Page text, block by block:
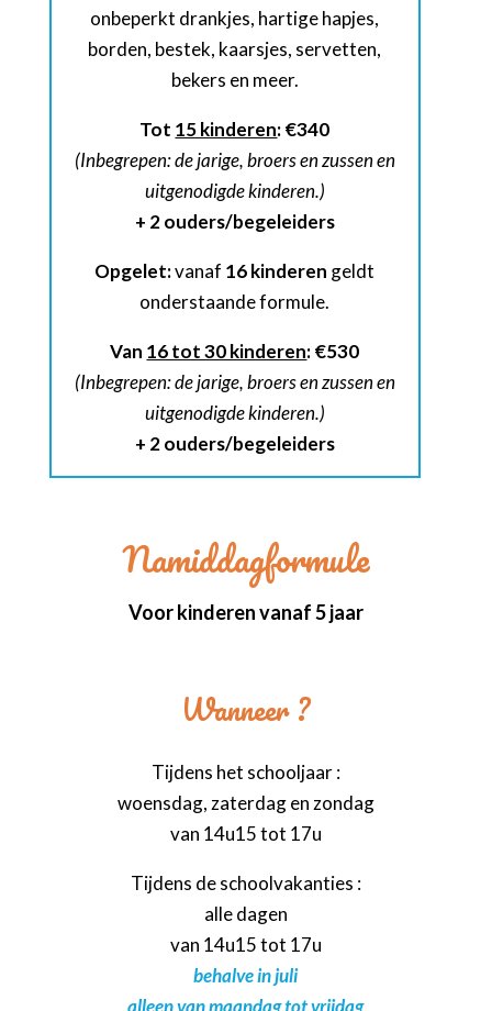
onbeperkt drankjes, hartige hapjes,
borden, bestek, kaarsjes, servetten,
bekers en meer.
Tot 15 kinderen:€340
(Inbegrepen: de jarige, broers en zussen en
uitgenodigde kinderen.)
+ 2 ouders/begeleiders
Opgelet:vanaf 16 kinderen geldt
onderstaande formule.
Van 16 tot 30 kinderen:€530
(Inbegrepen: de jarige, broers en zussen en
uitgenodigde kinderen.)
+ 2 ouders/begeleiders
Namiddagformule
Voor kinderen vanaf 5 jaar
Wanneer ?
Tijdens het schooljaar :
woensdag, zaterdag en zondag
van 14u15 tot 17u
Tijdens de schoolvakanties :
alle dagen
van 14u15 tot 17u
behalve in juli
alleen van maandag tot vrijdag